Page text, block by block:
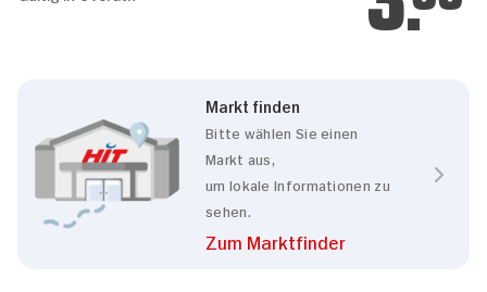
Markt finden
Bitte wählen Sie einen
Markt aus,
um lokale Informationen zu
sehen.
Zum Marktfinder